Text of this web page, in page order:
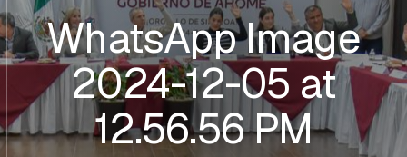
WhatsApp Image
2024-12-05 at
12.56.56 PM